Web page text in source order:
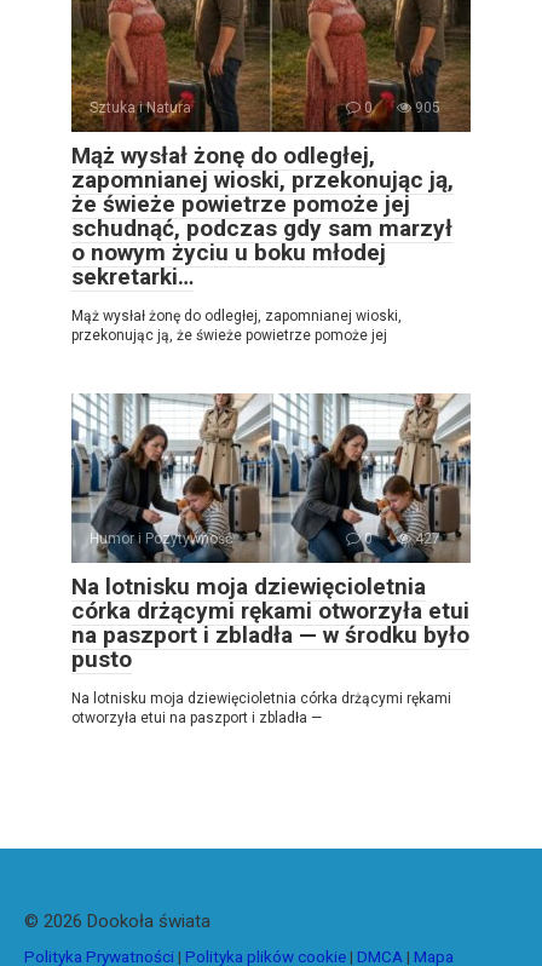
Sztuka i Natura 0 905
Mąż wysłał żonę do odległej,
zapomnianej wioski, przekonując ją,
że świeże powietrze pomoże jej
schudnąć, podczas gdy sam marzył
o nowym życiu u boku młodej
sekretarki…
Mąż wysłał żonę do odległej, zapomnianej wioski,
przekonując ją, że świeże powietrze pomoże jej
Humor i Pozytywność 0 427
Na lotnisku moja dziewięcioletnia
córka drżącymi rękami otworzyła etui
na paszport i zbladła — w środku było
pusto
Na lotnisku moja dziewięcioletnia córka drżącymi rękami
otworzyła etui na paszport i zbladła —
© 2026 Dookoła świata
Polityka Prywatności | Polityka plików cookie| DMCA| Mapa